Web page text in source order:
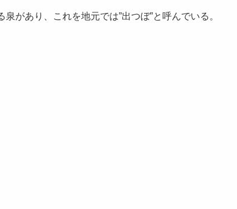
があり、これを地元では”出つぼ”と呼んでいる。